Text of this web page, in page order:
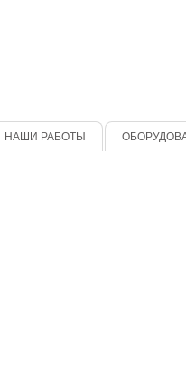
НАШИ РАБОТЫ